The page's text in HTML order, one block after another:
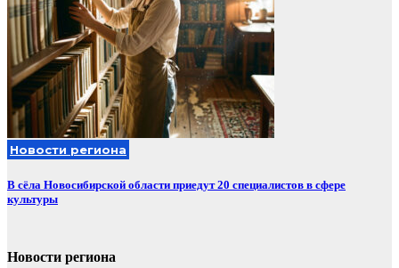
Новости региона
В сёла Новосибирской области приедут 20 специалистов в сфере
культуры
Новости региона